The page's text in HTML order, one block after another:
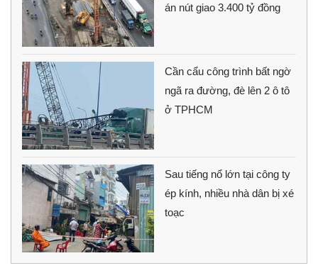
án nút giao 3.400 tỷ đồng
Cần cẩu công trình bất ngờ
ngã ra đường, đè lên 2 ô tô
ở TPHCM
Sau tiếng nổ lớn tại công ty
ép kính, nhiều nhà dân bị xé
toạc